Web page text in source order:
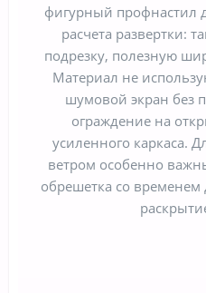
фигурный профнастил
расчета развертки:
подрезку, полезную
Материал не
шумовой экран без
ограждение на
усиленного каркаса.
ветром особенно
обрешетка со